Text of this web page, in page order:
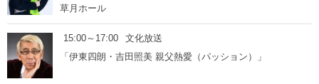
草月ホール
15:00～17:00
文化放送
「伊東四朗・吉田照美 親父熱愛（パッション）」